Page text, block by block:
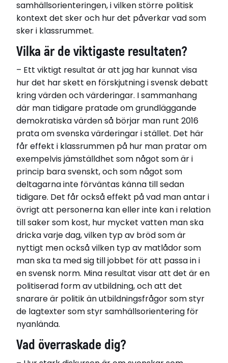
samhällsorienteringen, i vilken större politisk
kontext det sker och hur det påverkar vad som
sker i klassrummet.
Vilka är de viktigaste resultaten?
– Ett viktigt resultat är att jag har kunnat visa
hur det har skett en förskjutning i svensk debatt
kring värden och värderingar. I sammanhang
där man tidigare pratade om grundläggande
demokratiska värden så börjar man runt 2016
prata om svenska värderingar i stället. Det här
får effekt i klassrummen på hur man pratar om
exempelvis jämställdhet som något som är i
princip bara svenskt, och som något som
deltagarna inte förväntas känna till sedan
tidigare. Det får också effekt på vad man antar i
övrigt att personerna kan eller inte kan i relation
till saker som kost, hur mycket vatten man ska
dricka varje dag, vilken typ av bröd som är
nyttigt men också vilken typ av matlådor som
man ska ta med sig till jobbet för att passa in i
en svensk norm. Mina resultat visar att det är en
politiserad form av utbildning, och att det
snarare är politik än utbildningsfrågor som styr
de lagtexter som styr samhällsorientering för
nyanlända.
Vad överraskade dig?